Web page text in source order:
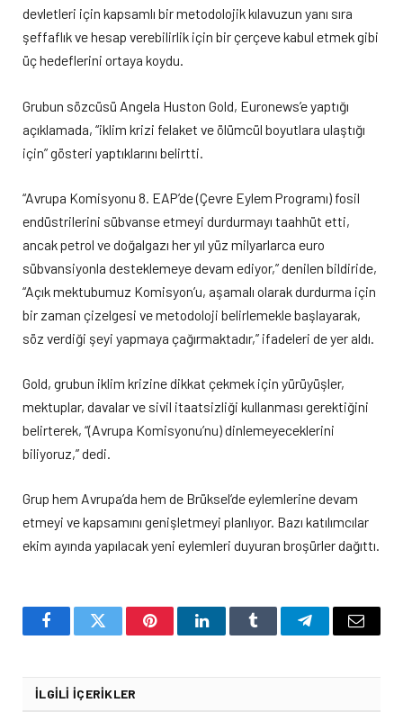
devletleri için kapsamlı bir metodolojik kılavuzun yanı sıra
şeffaflık ve hesap verebilirlik için bir çerçeve kabul etmek gibi
üç hedeflerini ortaya koydu.
Grubun sözcüsü Angela Huston Gold, Euronews’e yaptığı
açıklamada, “iklim krizi felaket ve ölümcül boyutlara ulaştığı
için” gösteri yaptıklarını belirtti.
“Avrupa Komisyonu 8. EAP’de (Çevre Eylem Programı) fosil
endüstrilerini sübvanse etmeyi durdurmayı taahhüt etti,
ancak petrol ve doğalgazı her yıl yüz milyarlarca euro
sübvansiyonla desteklemeye devam ediyor,” denilen bildiride,
“Açık mektubumuz Komisyon’u, aşamalı olarak durdurma için
bir zaman çizelgesi ve metodoloji belirlemekle başlayarak,
söz verdiği şeyi yapmaya çağırmaktadır,” ifadeleri de yer aldı.
Gold, grubun iklim krizine dikkat çekmek için yürüyüşler,
mektuplar, davalar ve sivil itaatsizliği kullanması gerektiğini
belirterek, “(Avrupa Komisyonu’nu) dinlemeyeceklerini
biliyoruz,” dedi.
Grup hem Avrupa’da hem de Brüksel’de eylemlerine devam
etmeyi ve kapsamını genişletmeyi planlıyor. Bazı katılımcılar
ekim ayında yapılacak yeni eylemleri duyuran broşürler dağıttı.
FacebookTwitter PinterestLinkedInTumblr TelegramEmail
İLGILI İÇERIKLER